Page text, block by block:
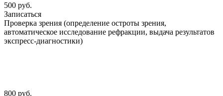
500 руб.
Записаться
Проверка зрения (определение остроты зрения,
автоматическое исследование рефракции, выдача результатов
экспресс-диагностики)
800 руб.